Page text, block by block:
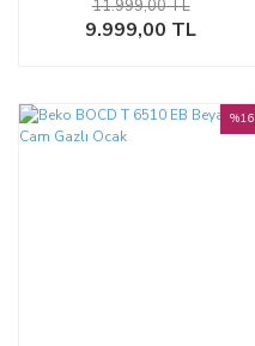
9.999,00 TL
11.999,00 TL
%16